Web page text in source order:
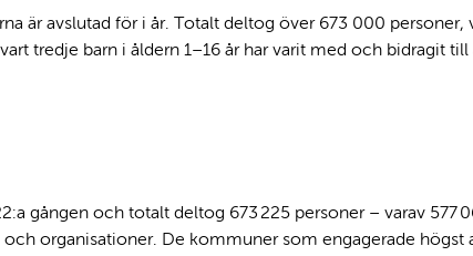
är avslutad för i år. Totalt deltog över 673 000 personer,
tredje barn i åldern 1–16 år har varit med och bidragit
gången och totalt deltog 673 225 personer – varav 577
organisationer. De kommuner som engagerade högst